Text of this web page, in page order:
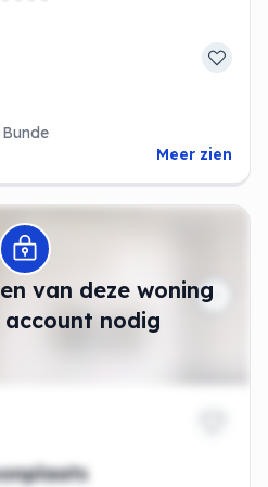
Bunde
Meer zien
van deze woning
account nodig
Modal openen